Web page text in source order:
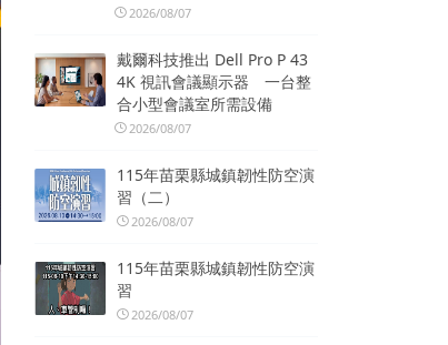
2026/08/07
戴爾科技推出 Dell Pro P 43
4K 視訊會議顯示器 一台整
合小型會議室所需設備
2026/08/07
115年苗栗縣城鎮韌性防空演
習（二）
2026/08/07
115年苗栗縣城鎮韌性防空演
習
2026/08/07